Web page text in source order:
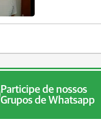
Participe de nossos
Grupos de Whatsapp